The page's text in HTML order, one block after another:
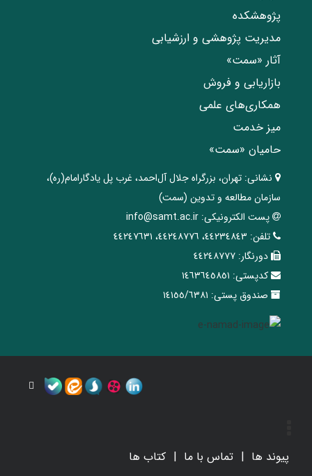
پژوهشکده
مدیریت پژوهشی و ارزشیابی
آثار «سمت»
بازاریابی و فروش
همکاری‌های علمی
میز خدمت
حامیان «سمت»
نشانی: تهران، ‌بزرگراه ‌جلال آل‌احمد، غرب پل يادگار‌امام(ره)‌،
سازمان مطالعه و تدوین‌ (سمت)
پست الکترونیکی: info@samt.ac.ir
تلفن: ٤٤٢٣٤٨٤٣، ٤٤٢٤٨٧٧٦، ٤٤٢٤٧٦٣١
دورنگار: ٤٤٢٤٨٧٧٧
کدپستی: ١٤٦٣٦٤٥٨٥١
صندوق پستی: ١٤١٥٥/٦٣٨١
پیوند ها تماس با ما کتاب ها